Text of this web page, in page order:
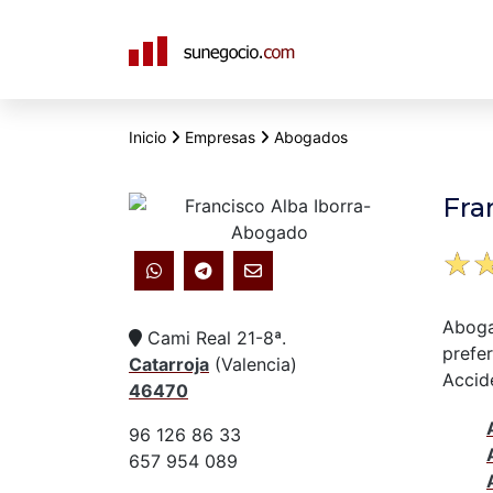
N
v
e
a
c
i
ó
n
Inicio Empresas Abogados
Cami Real 21-8ª.
Catarroja (Valencia)
46470
96 126 86 33
657 954 089
☆